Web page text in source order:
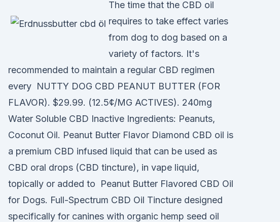
The time that the CBD oil
requires to take effect varies
from dog to dog based on a
variety of factors. It's
recommended to maintain a regular CBD regimen
every NUTTY DOG CBD PEANUT BUTTER (FOR
FLAVOR). $29.99. (12.5¢/MG ACTIVES). 240mg
Water Soluble CBD Inactive Ingredients: Peanuts,
Coconut Oil. Peanut Butter Flavor Diamond CBD oil is
a premium CBD infused liquid that can be used as
CBD oral drops (CBD tincture), in vape liquid,
topically or added to Peanut Butter Flavored CBD Oil
for Dogs. Full-Spectrum CBD Oil Tincture designed
specifically for canines with organic hemp seed oil